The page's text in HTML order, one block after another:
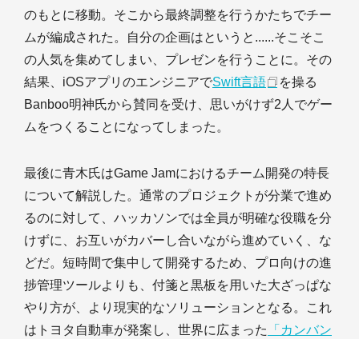
のもとに移動。そこから最終調整を行うかたちでチー
ムが編成された。自分の企画はというと......そこそこ
の人気を集めてしまい、プレゼンを行うことに。その
結果、iOSアプリのエンジニアでSwift言語
を操る
Banboo明神氏から賛同を受け、思いがけず2人でゲー
ムをつくることになってしまった。
最後に青木氏はGame Jamにおけるチーム開発の特長
について解説した。通常のプロジェクトが分業で進め
るのに対して、ハッカソンでは全員が明確な役職を分
けずに、お互いがカバーし合いながら進めていく、な
どだ。短時間で集中して開発するため、プロ向けの進
捗管理ツールよりも、付箋と黒板を用いた大ざっぱな
やり方が、より現実的なソリューションとなる。これ
はトヨタ自動車が発案し、世界に広まった
「カンバン